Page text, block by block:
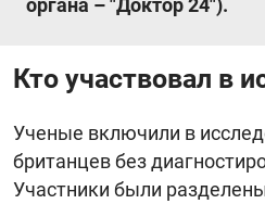
органа – "Доктор 24").
Кто участвовал в
Ученые включили в
британцев без
Участники были